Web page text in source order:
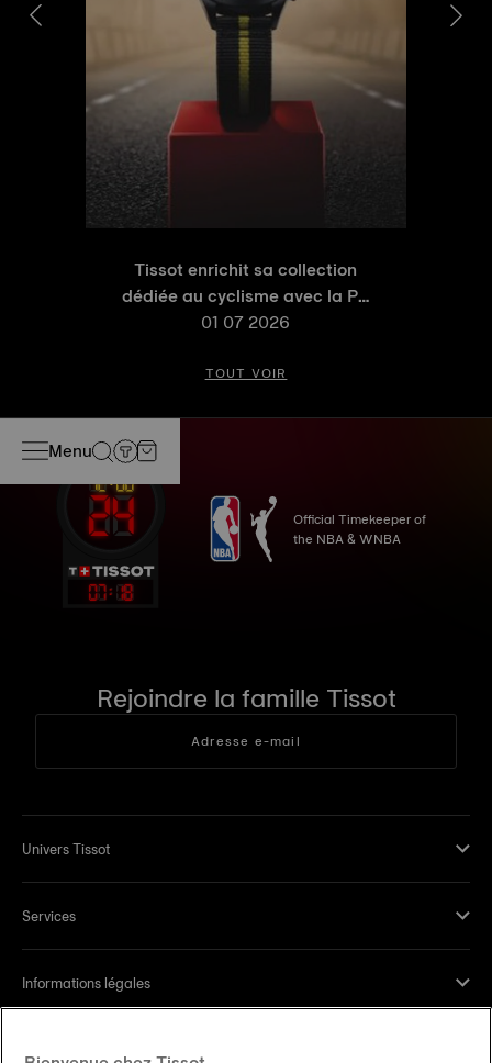
Tissot enrichit sa collection
dédiée au cyclisme avec la PR
100 Tour de France 2026 Édition
Cyclisme
01 07 2026
TOUT VOIR
Menu
07: 18
Official Timekeeper of
the NBA & WNBA
Rejoindre la famille Tissot
Adresse e-mail
Univers Tissot
Services
Informations légales